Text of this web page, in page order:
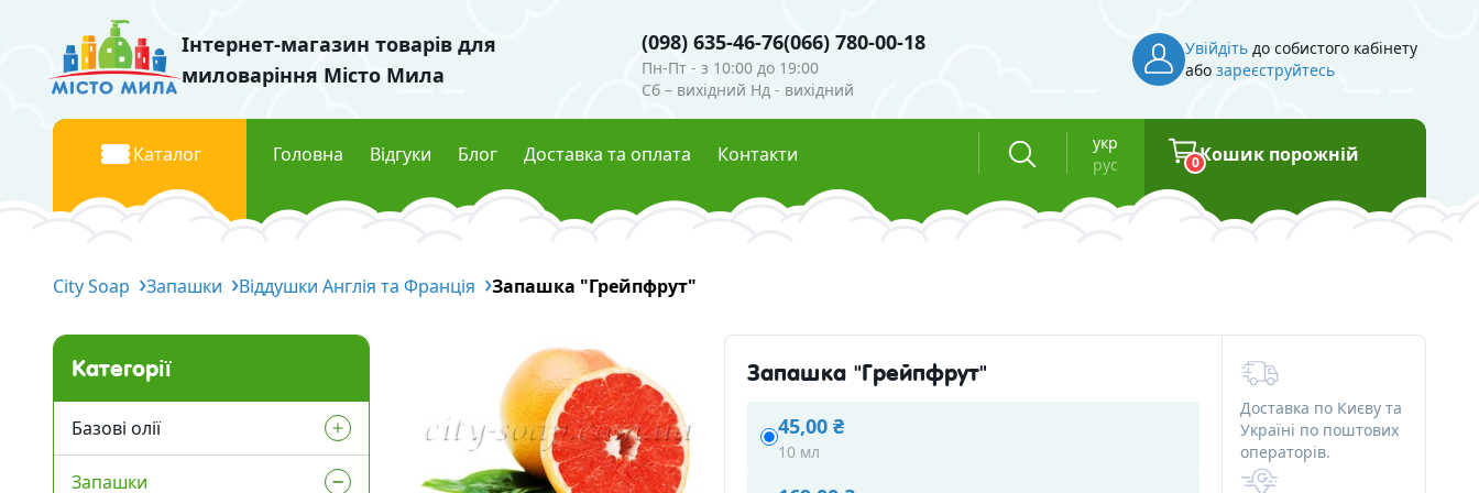
Інтернет-магазин товарів для
миловаріння Місто Мила
(098) 635-46-76(066) 780-00-18
Пн-Пт - з 10:00 до 19:00
Сб – вихідний Нд - вихідний
Увійдітьдо собистого кабінету
або зареєструйтесь
Каталог
Рідкі базові олії
Водорозчинні олії
Запашки
Віддушки Україна
Рідкі пігменти
Глітери
Флуоресцентні пігменти
Міка косметична
Косметичні інгредієнти
Ефірні олії
Скраби, воски, глини
Глини та пудри
Флакони для косметики
Баночки для косметики
Вакуумні флакони
Туби для косметики
Головна Відгуки Блог Доставка та оплата Контакти
укр
рус
0Кошик порожній
City Soap Запашки Віддушки Англія та Франція Запашка "Грейпфрут"
Категорії
Базові олії
Рідкі базові олії
Запашки
Запашка "Грейпфрут"
45,00 ₴
10 мл
Доставка по Києву та
Україні по поштових
операторів.